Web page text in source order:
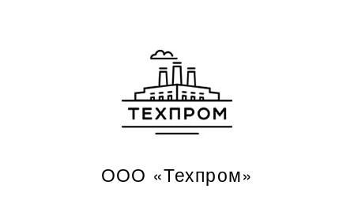
ООО «Техпром»